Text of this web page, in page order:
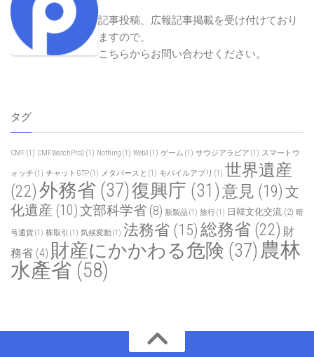
記事投稿、広報記事掲載を受け付けており
ますので、
こちらからお問い合わせください。
タグ
CMF (1) CMFWatchPro2 (1) Nothing (1) Web3 (1) ゲーム (1) サウジアラビア (1) スマートウ
ォッチ (1) チャットGTP(1) メタバースと (1) モバイルアプリ (1) 世界遺産
(22)外務省 (37)復興庁 (31)意見 (19) 文
化遺産 (10)文部科学省 (8) 新製品(1) 旅行(1) 日韓文化交流 (2) 暗
号通貨(1) 株取引 (1) 気候変動(1) 法務省 (15) 総務省 (22) 財
務省 (4) 財産にかかわる危険 (37) 農林
水產省 (58)